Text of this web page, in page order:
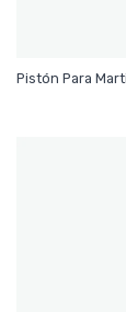
Pistón Para